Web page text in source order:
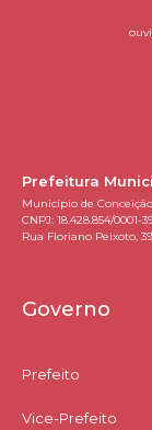
Prefeitura
Município de
CNPJ: 18.428.854/0001-
Rua Floriano Peixoto,
Governo
Prefeito
Vice-Prefeito